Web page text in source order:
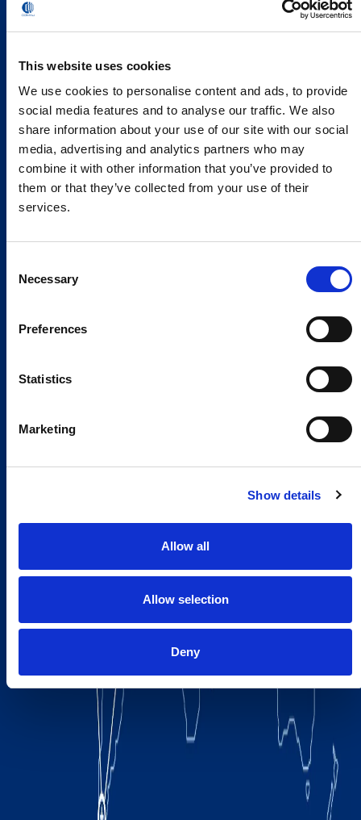
This website uses cookies
We use cookies to personalise content and ads, to provide
social media features and to analyse our traffic. We also
share information about your use of our site with our social
media, advertising and analytics partners who may
combine it with other information that you’ve provided to
them or that they’ve collected from your use of their
services.
Selection
Necessary
Preferences
Statistics
Marketing
Show details
Allow all
Allow selection
Deny